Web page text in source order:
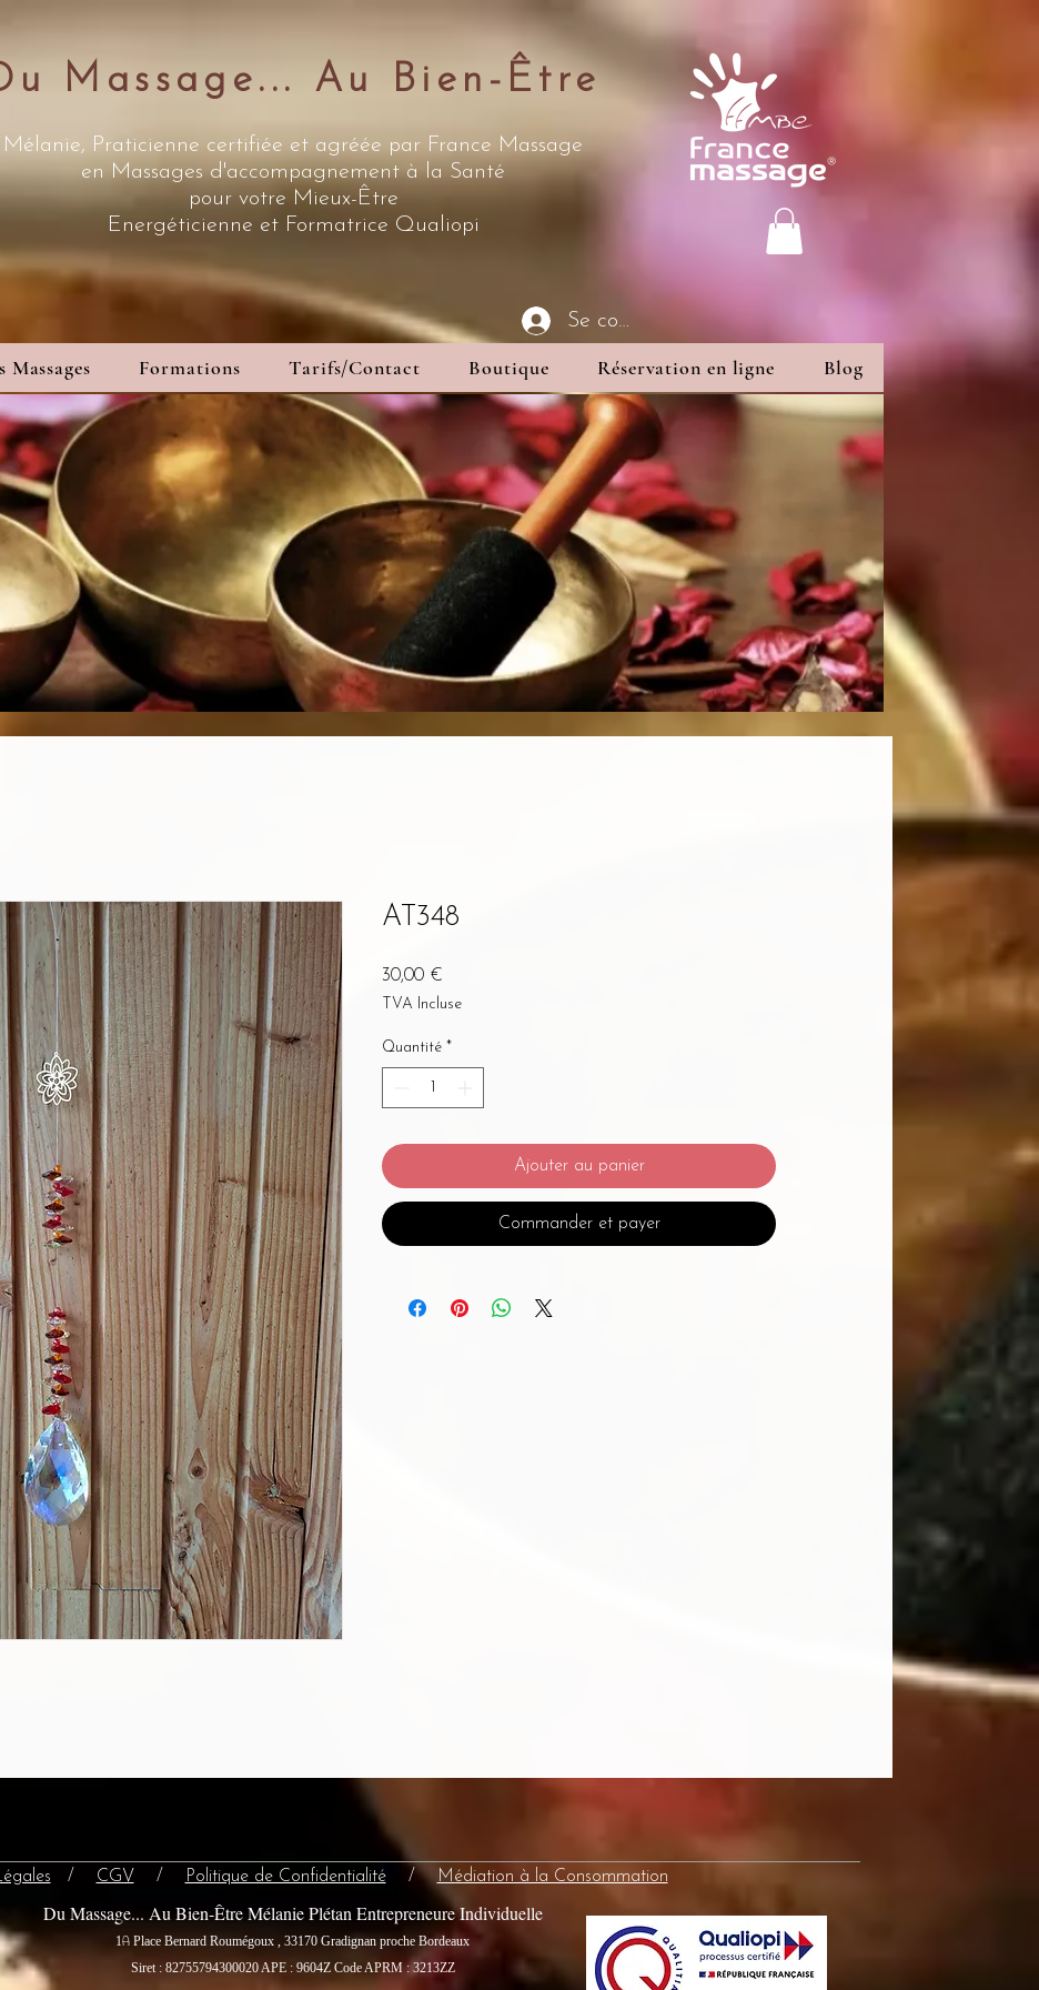
Massage... Au Bien-Être
Mélanie, Praticienne certifiée et agréée par France Massage
en Massages d'accompagnement à la Santé
pour votre Mieux-Être
Energéticienne et Formatrice Qualiopi
Se connecter
Massages Formations Tarifs/Contact Boutique Réservation en ligne Blog
AT348
30,00 €
TVA Incluse
Quantité *
Ajouter au panier
Commander et payer
Du Massage... Au Bien-Être Mélanie Plétan Entrepreneure Individuelle
1A Place Bernard Roumégoux , 33170 Gradignan proche Bordeaux
Siret : 82755794300020APE : 9604Z Code APRM : 3213ZZ
/ CGV / Politique de Confidentialité/ Médiation à la Consommation